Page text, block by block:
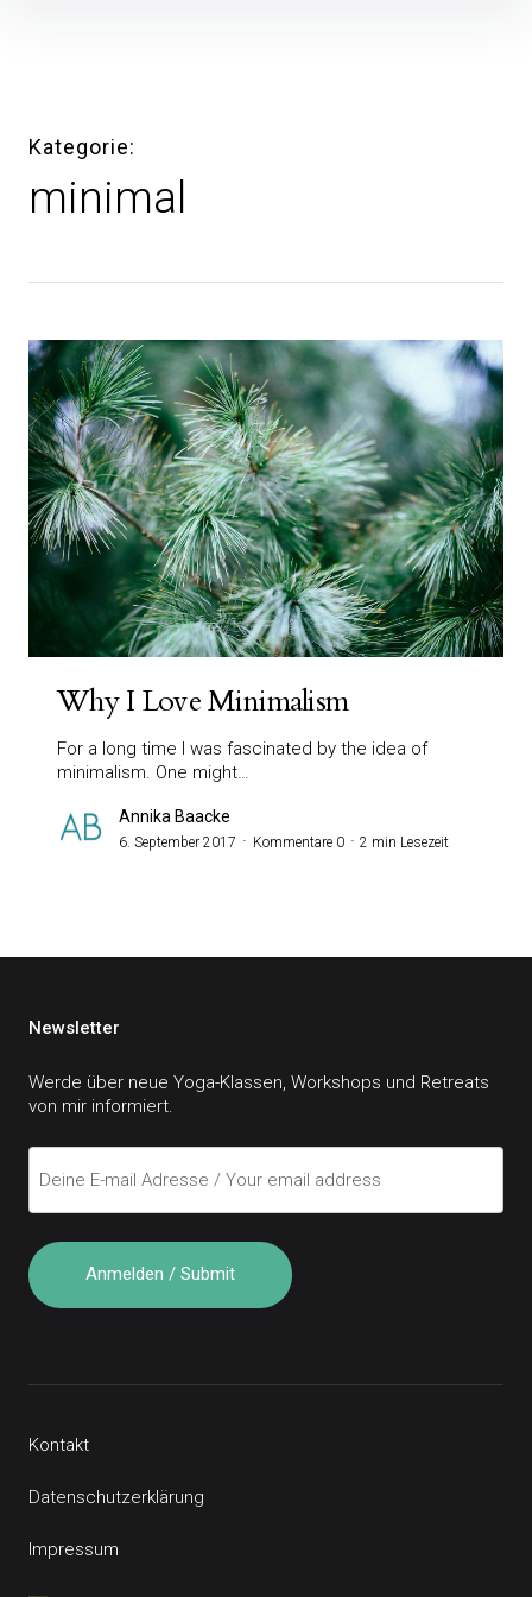
Kategorie
minimal
Why I Love Minimalism
For a long time I was fascinated by the idea of
minimalism. One might…
Annika Baacke
6. September 2017 Kommentare 0 2 min Lesezeit
Newsletter
Werde über neue Yoga-Klassen, Workshops und Retreats
von mir informiert.
Kontakt
Datenschutzerklärung
Impressum